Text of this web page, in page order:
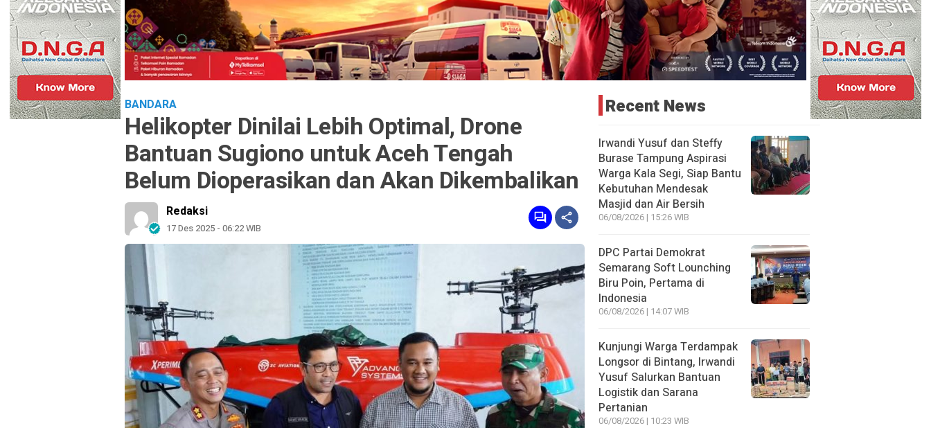
BANDARA
Helikopter Dinilai Lebih Optimal, Drone
Bantuan Sugiono untuk Aceh Tengah
Belum Dioperasikan dan Akan Dikembalikan
Redaksi
17 Des 2025 - 06:22 WIB
Recent News
Irwandi Yusuf dan Steffy
Burase Tampung Aspirasi
Warga Kala Segi, Siap Bantu
Kebutuhan Mendesak
Masjid dan Air Bersih
06/08/2026 | 15:26 WIB
DPC Partai Demokrat
Semarang Soft Lounching
Biru Poin, Pertama di
Indonesia
06/08/2026 | 14:07 WIB
Kunjungi Warga Terdampak
Longsor di Bintang, Irwandi
Yusuf Salurkan Bantuan
Logistik dan Sarana
Pertanian
06/08/2026 | 10:23 WIB